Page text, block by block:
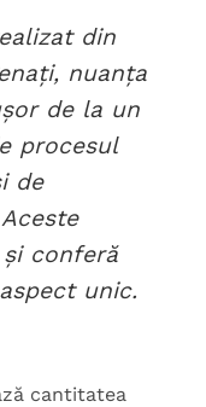
din
nuanța
de la un
procesul
de
conferă
unic.
cantitatea